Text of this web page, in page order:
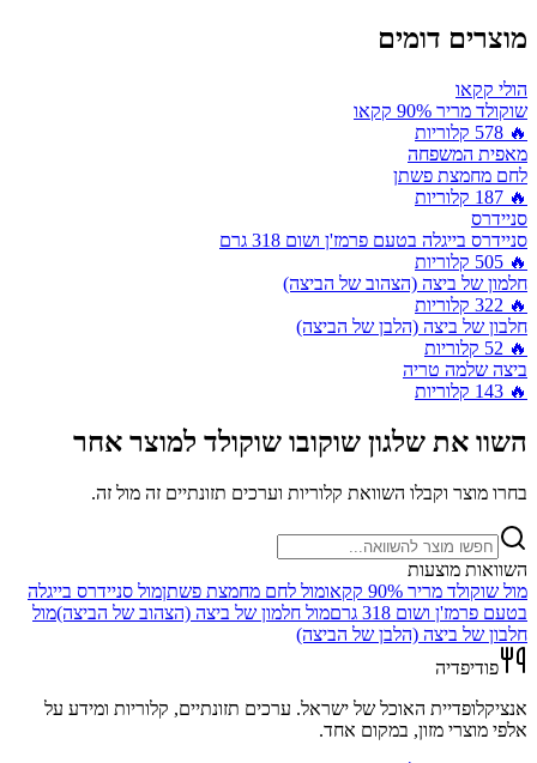
מוצרים דומים
הולי קקאו
שוקולד מריר 90% קקאו
🔥
578 קלוריות
מאפית המשפחה
לחם מחמצת פשתן
🔥
187 קלוריות
סניידרס
סניידרס בייגלה בטעם פרמז'ן ושום 318 גרם
🔥
505 קלוריות
חלמון של ביצה (הצהוב של הביצה)
🔥
322 קלוריות
חלבון של ביצה (הלבן של הביצה)
🔥
52 קלוריות
ביצה שלמה טריה
🔥
143 קלוריות
השוו את שלגון שוקובו שוקולד למוצר אחר
בחרו מוצר וקבלו השוואת קלוריות וערכים תזונתיים זה מול זה.
השוואות מוצעות
מול שוקולד מריר 90% קקאו מול לחם מחמצת פשתןמול סניידרס בייגלה
בטעם פרמז'ן ושום 318 גרם
מול חלמון של ביצה (הצהוב של הביצה)מול
חלבון של ביצה (הלבן של הביצה)
פודיפדיה
אנציקלופדיית האוכל של ישראל. ערכים תזונתיים, קלוריות ומידע על
אלפי מוצרי מזון, במקום אחד.